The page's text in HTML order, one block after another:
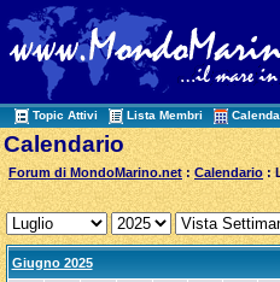
Topic Attivi Lista Membri
Calendario
Forum di MondoMarino.net :Calendario :
Giugno 2025